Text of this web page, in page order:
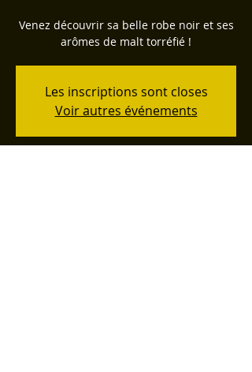
Venez découvrir sa belle robe noir et ses
arômes de malt torréfié !
Les inscriptions sont closes
Voir autres événements